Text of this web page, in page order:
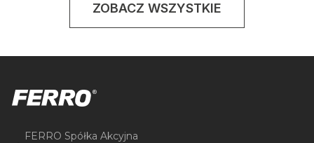
ZOBACZ WSZYSTKIE
FERRO Spółka Akcyjna